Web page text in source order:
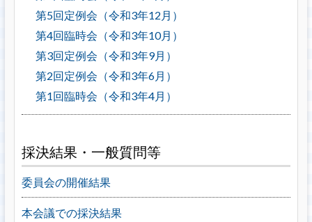
第5回定例会（令和3年12月）
第4回臨時会（令和3年10月）
第3回定例会（令和3年9月）
第2回定例会（令和3年6月）
第1回臨時会（令和3年4月）
採決結果・一般質問等
委員会の開催結果
本会議での採決結果